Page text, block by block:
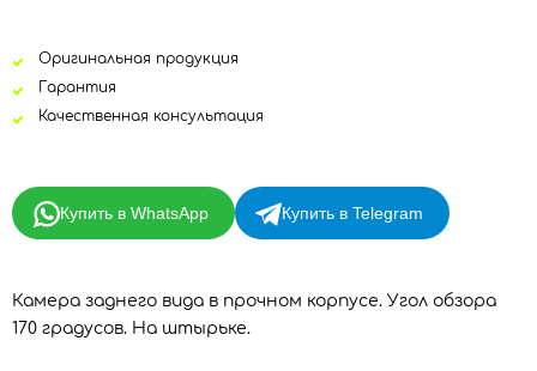
Оригинальная продукция
Гарантия
Качественная консультация
Купить в WhatsApp Купить в Telegram
Камера заднего вида в прочном корпусе. Угол обзора
170 градусов. На штырьке.